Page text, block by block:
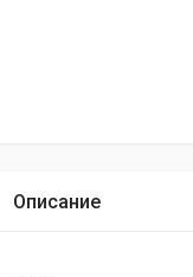
Описание